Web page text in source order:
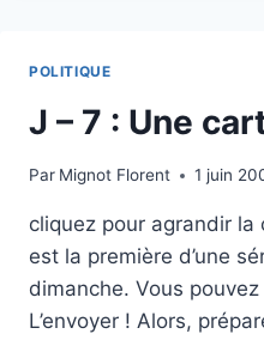
PAS
À
TÉLÉ…
POLITIQUE
J – 7 : Une
Par Mignot Florent 1 juin
cliquez pour agrandir
est la première d’une
dimanche. Vous
L’envoyer ! Alors,